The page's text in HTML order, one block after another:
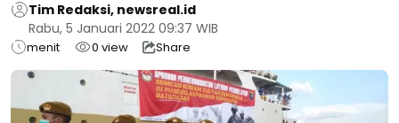
Tim Redaksi, newsreal.id
Rabu, 5 Januari 2022 09:37 WIB
menit 0 view Share